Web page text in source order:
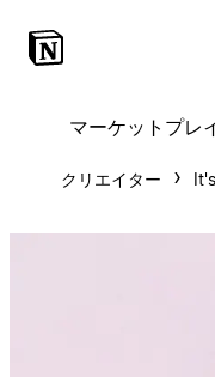
マーケットプレ
クリエイター